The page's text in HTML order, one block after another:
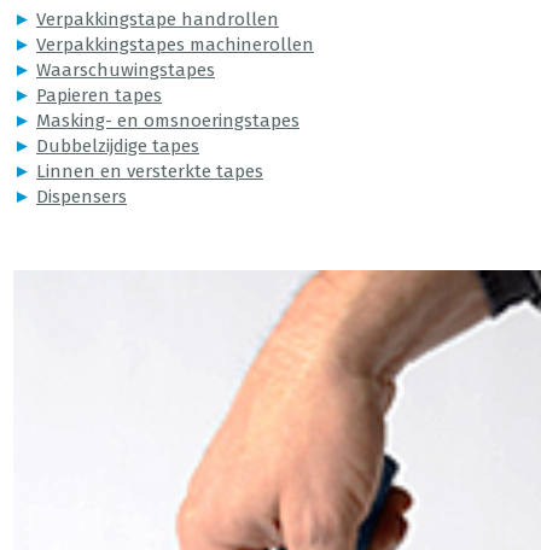
► Verpakkingstape handrollen
► Verpakkingstapes machinerollen
► Waarschuwingstapes
► Papieren tapes
► Masking- en omsnoeringstapes
► Dubbelzijdige tapes
► Linnen en versterkte tapes
► Dispensers